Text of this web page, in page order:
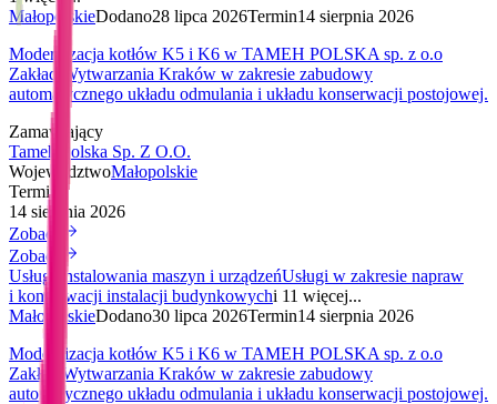
MałopolskieDodano28 lipca 2026Termin14 sierpnia 2026
Modernizacja kotłów K5 i K6 w TAMEH POLSKA sp. z o.o
Zakład Wytwarzania Kraków w zakresie zabudowy
automatycznego układu odmulania i układu konserwacji postojowej.
Zamawiający
Tameh Polska Sp. Z O.O.
WojewództwoMałopolskie
Termin
14 sierpnia 2026
Zobacz
Zobacz
Usługi instalowania maszyn i urządzeńUsługi w zakresie napraw
i konserwacji instalacji budynkowychi 11 więcej...
MałopolskieDodano30 lipca 2026Termin14 sierpnia 2026
Modernizacja kotłów K5 i K6 w TAMEH POLSKA sp. z o.o
Zakład Wytwarzania Kraków w zakresie zabudowy
automatycznego układu odmulania i układu konserwacji postojowej.